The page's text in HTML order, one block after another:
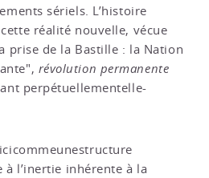
sériels. L’histoire
réalité nouvelle, vécue
prise de la Bastille : la Nation
révolution permanente
perpétuellementelle-
l’inertie inhérente à la